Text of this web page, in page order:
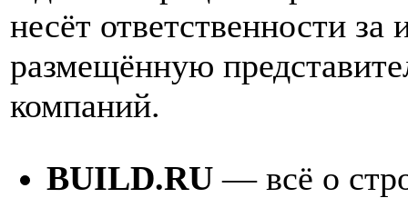
несёт ответственности
размещённую
компаний.
BUILD.RU — всё о